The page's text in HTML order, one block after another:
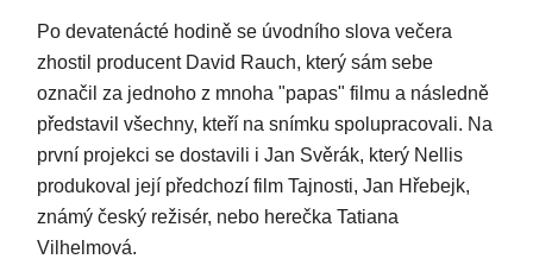
Po devatenácté hodině se úvodního slova večera
zhostil producent David Rauch, který sám sebe
označil za jednoho z mnoha "papas" filmu a následně
představil všechny, kteří na snímku spolupracovali. Na
první projekci se dostavili i Jan Svěrák, který Nellis
produkoval její předchozí film Tajnosti, Jan Hřebejk,
známý český režisér, nebo herečka Tatiana
Vilhelmová.